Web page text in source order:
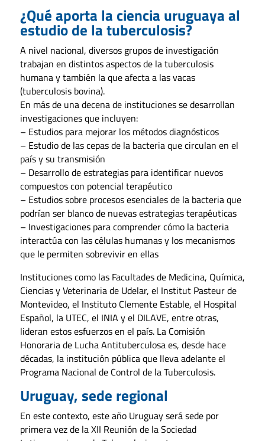
¿Qué aporta la ciencia uruguaya al
estudio de la tuberculosis?
A nivel nacional, diversos grupos de investigación
trabajan en distintos aspectos de la tuberculosis
humana y también la que afecta a las vacas
(tuberculosis bovina).
En más de una decena de instituciones se desarrollan
investigaciones que incluyen:
– Estudios para mejorar los métodos diagnósticos
– Estudio de las cepas de la bacteria que circulan en el
país y su transmisión
– Desarrollo de estrategias para identificar nuevos
compuestos con potencial terapéutico
– Estudios sobre procesos esenciales de la bacteria que
podrían ser blanco de nuevas estrategias terapéuticas
– Investigaciones para comprender cómo la bacteria
interactúa con las células humanas y los mecanismos
que le permiten sobrevivir en ellas
Instituciones como las Facultades de Medicina, Química,
Ciencias y Veterinaria de Udelar, el Institut Pasteur de
Montevideo, el Instituto Clemente Estable, el Hospital
Español, la UTEC, el INIA y el DILAVE, entre otras,
lideran estos esfuerzos en el país. La Comisión
Honoraria de Lucha Antituberculosa es, desde hace
décadas, la institución pública que lleva adelante el
Programa Nacional de Control de la Tuberculosis.
Uruguay, sede regional
En este contexto, este año Uruguay será sede por
primera vez de la XII Reunión de la Sociedad